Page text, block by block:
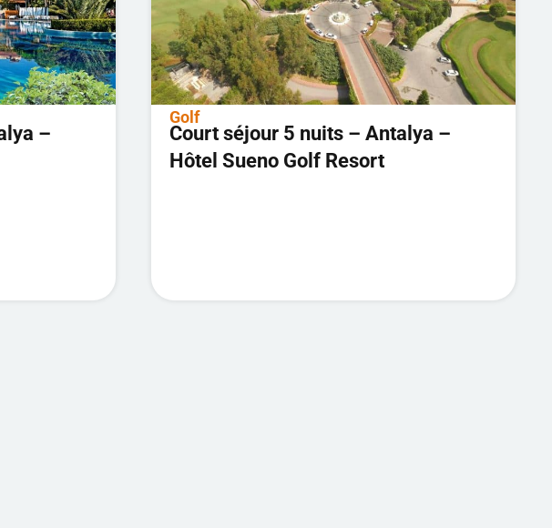
–
Golf
Court séjour 5 nuits – Antalya –
Hôtel Sueno Golf Resort